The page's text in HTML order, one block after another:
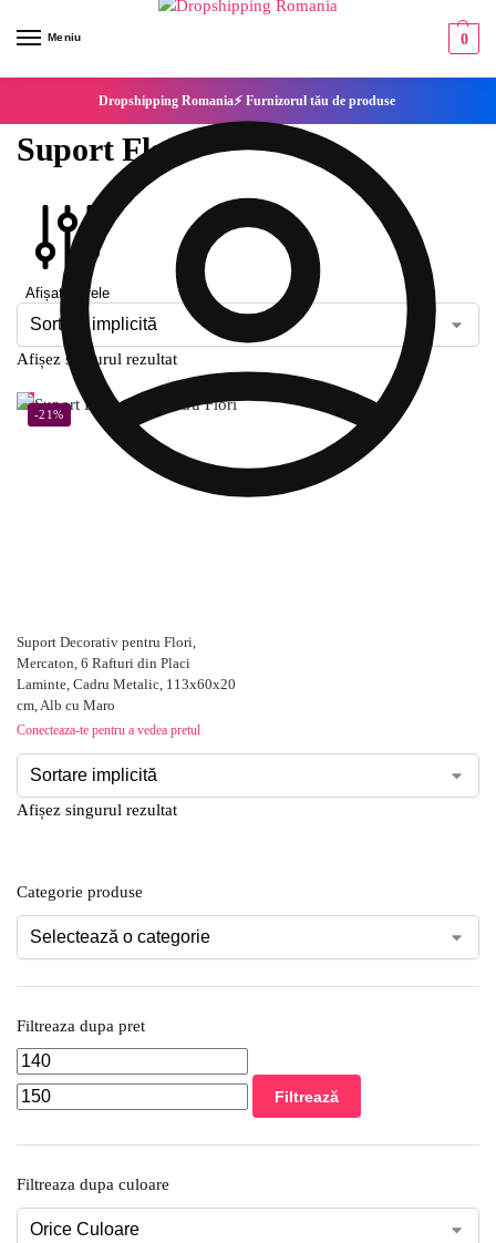
Meniu 0
Dropshipping Romania⚡ Furnizorul tău de produse
Suport Flori
Afișați filtrele
Afișez singurul rezultat
-21%
Suport Decorativ pentru Flori,
Mercaton, 6 Rafturi din Placi
Laminte, Cadru Metalic, 113x60x20
cm, Alb cu Maro
Conecteaza-te pentru a vedea pretul
Afișez singurul rezultat
Categorie produse
Filtreaza dupa pret
Filtrează
Filtreaza dupa culoare